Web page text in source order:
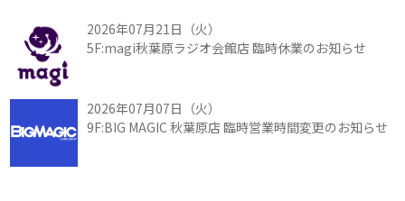
2026年07月21日（火）
5F:magi秋葉原ラジオ会館店 臨時休業のお知らせ
2026年07月07日（火）
9F:BIG MAGIC 秋葉原店 臨時営業時間変更のお知らせ